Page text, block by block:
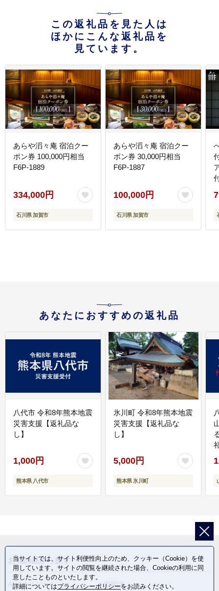
この返礼品を見た人は
ほかにこんな返礼品を
見ています。
あらや滔々庵 宿泊クー
ポン券 100,000円相当
F6P-1889
334,000円
石川県 加賀市
あらや滔々庵 宿泊クー
ポン券 30,000円相当
F6P-1887
100,000円
石川県 加賀市
あなたにおすすめの返礼品
八代市 令和8年熊本地震
災害支援【返礼品な
し】
1,000円
熊本県 八代市
氷川町 令和8年熊本地震
災害支援【返礼品な
し】
5,000円
熊本県 氷川町
お礼の品から探す
ANAオリジナル
定期便
当サイトでは、サイト利便性向上のため、クッキー（Cookie）を使
用しています。サイトの閲覧を継続された場合、Cookieの利用に同
意したことものといたします。
詳細についてはプライバシーポリシーをお読みください。